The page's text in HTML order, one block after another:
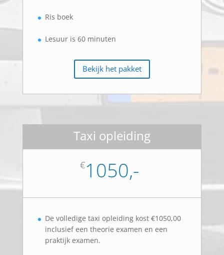
Ris boek
Lesuur is 60 minuten
Bekijk het pakket
Taxi opleiding
€1050,-
De volledige taxi opleiding kost €1050,00
inclusief een theorie examen en een
praktijk examen.